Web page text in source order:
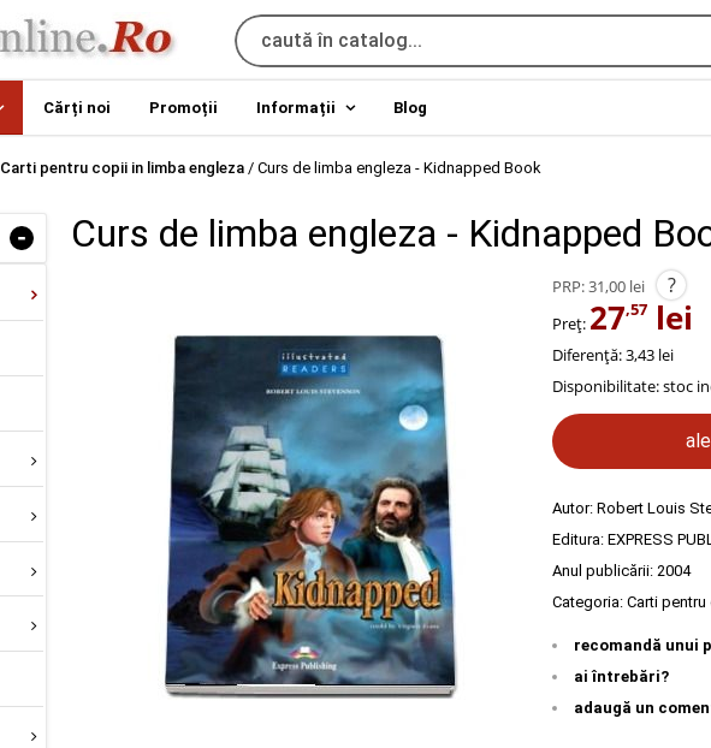
Cărți noi Promoții Informații Blog
Carti pentru copii in limba engleza / Curs de limba engleza - Kidnapped Book
- Curs de limba engleza - Kidnapped
PRP:31,00 lei ?
Preț: 27,57 lei
Diferență: 3,43 lei
Disponibilitate:stoc
Autor: Robert Louis
Editura: EXPRESS
Anul publicării: 2004
Categoria: Carti
recomandă unui
ai întrebări?
adaugă un